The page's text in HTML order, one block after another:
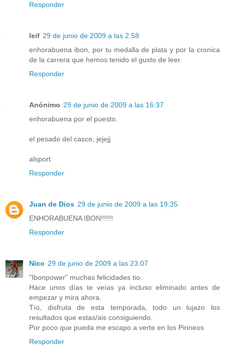
Responder
leif 29 de junio de 2009 a las 2:58
enhorabuena ibon, por tu medalla de plata y por la cronica
de la carrera que hemos tenido el gusto de leer.
Responder
Anónimo 29 de junio de 2009 a las 16:37
enhorabuena por el puesto.
el pesado del casco, jejejj
alsport
Responder
Juan de Dios 29 de junio de 2009 a las 19:35
ENHORABUENA IBON!!!!!!
Responder
Nico 29 de junio de 2009 a las 23:07
"Ibonpower" muchas felicidades tio.
Hace unos días te veías ya incluso eliminado antes de
empezar y mira ahora.
Tío, disfruta de esta temporada, todo un lujazo los
resultados que estas/ais consiguiendo.
Por poco que pueda me escapo a verte en los Pirineos
Responder